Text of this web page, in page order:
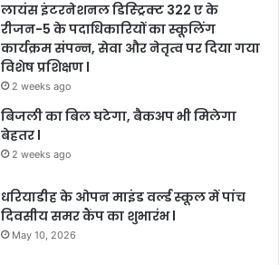
लायंस इंटरनेशनल डिस्ट्रिक्ट 322 ए के
रीजन-5 के पदाधिकारियों का स्कूलिंग
कार्यक्रम संपन्न, सेवा और नेतृत्व पर दिया गया
विशेष प्रशिक्षण l
2 weeks ago
बिजली का बिल घटेगा, बैकअप भी मिलेगा
बेहतर l
2 weeks ago
धरियाडीह के ओपन माइंड वर्ल्ड स्कूल में पांच
दिवसीय समर कैंप का शुभारंभ l
May 10, 2026